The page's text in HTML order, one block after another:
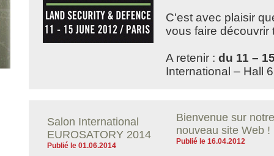
C'est avec plaisir
vous faire découvrir
A retenir : du 11 –
International – Hall
Salon International
EUROSATORY 2014
Publié le 01.06.2014
Bienvenue sur notre
nouveau site Web !
Publié le 16.04.2012